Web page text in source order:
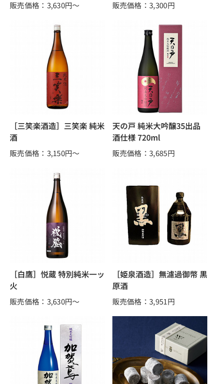
販売価格：3,630円～ 販売価格：3,300円
［三笑楽酒造］三笑楽 純米
酒
販売価格：3,150円～
天の戸 純米大吟醸35出品
酒仕様 720ml
販売価格：3,685円
［白鷹］悦蔵 特別純米一ッ
火
販売価格：3,630円～
［姫泉酒造］無濾過御幣 黒
原酒
販売価格：3,951円